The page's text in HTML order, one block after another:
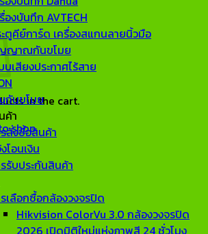
in the cart.
shop
องบันทึก AVTECH
ตูคีย์การ์ด เครื่องสแกนลายนิ้วมือ
ญาณกันขโมย
บเสียงประกาศไร้สาย
นขโมย
ค้า
สั่งซื้อสินค้า
โอนเงิน
รับประกันสินค้า
เลือกซื้อกล้องวงจรปิด
Hikvision ColorVu 3.0 กล้องวงจรปิด
2026 เปิดมิติใหม่แห่งภาพสี 24 ชั่วโมง